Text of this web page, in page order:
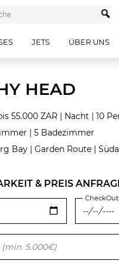
JETS ÜBER UNS
HEAD
55.000 ZAR | Nacht | 10
| 5 Badezimmer
Bay | Garden Route |
& PREIS
CheckOut
Feld leer.